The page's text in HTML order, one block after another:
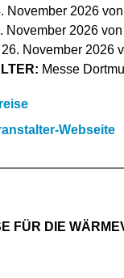
November 2026
November 2026
November 2026
Messe
Webseite
FÜR DIE